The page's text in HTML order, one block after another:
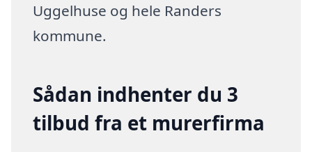
Uggelhuse og hele Randers
kommune.
Sådan indhenter du 3
tilbud fra et murerfirma